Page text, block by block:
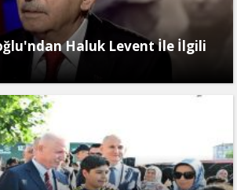
Haluk Levent İle İlgili